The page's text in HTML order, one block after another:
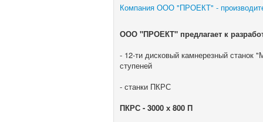
Компания ООО "ПРОЕКТ" -
ООО "ПРОЕКТ" предлагает к
- 12-ти дисковый камнерезный станок
ступеней
- станки ПКРС
ПКРС - 3000 х 800 П